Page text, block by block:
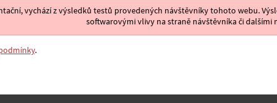
vychází z výsledků testů provedených návštěvníky tohoto webu.
softwarovými vlivy na straně návštěvníka či dalšími
.